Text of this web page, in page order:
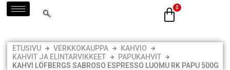
Siirry
sisältöön
ETUSIVU VERKKOKAUPPA
KAHVIO
KAHVIT JA ELINTARVIKKEET
PAPUKAHVIT
KAHVI LÖFBERGS SABROSO ESPRESSO LUOMU RK PAPU 500G